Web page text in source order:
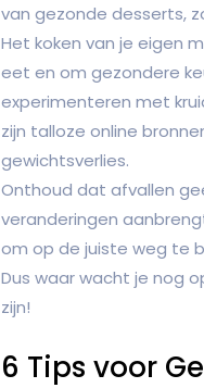
van gezonde desserts,
Het koken van je eigen
eet en om gezondere
experimenteren met
zijn talloze online
gewichtsverlies.
Onthoud dat afvallen
veranderingen
om op de juiste weg te
Dus waar wacht je nog
zijn!
6 Tips voor